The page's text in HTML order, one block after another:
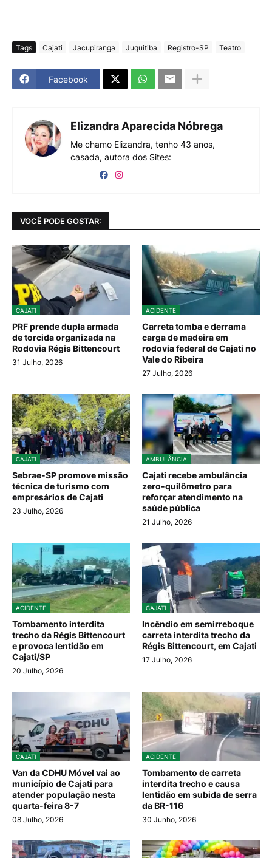
Tags Cajati Jacupiranga Juquitiba Registro-SP Teatro
Facebook
Elizandra Aparecida Nóbrega
Me chamo Elizandra, tenho 43 anos,
casada, autora dos Sites:
VOCÊ PODE GOSTAR:
CAJATI
PRF prende dupla armada
de torcida organizada na
Rodovia Régis Bittencourt
31 Julho, 2026
ACIDENTE
Carreta tomba e derrama
carga de madeira em
rodovia federal de Cajati no
Vale do Ribeira
27 Julho, 2026
CAJATI
Sebrae-SP promove missão
técnica de turismo com
empresários de Cajati
23 Julho, 2026
AMBULÂNCIA
Cajati recebe ambulância
zero-quilômetro para
reforçar atendimento na
saúde pública
21 Julho, 2026
ACIDENTE
Tombamento interdita
trecho da Régis Bittencourt
e provoca lentidão em
Cajati/SP
20 Julho, 2026
CAJATI
Incêndio em semirreboque
carreta interdita trecho da
Régis Bittencourt, em Cajati
17 Julho, 2026
CAJATI
Van da CDHU Móvel vai ao
município de Cajati para
atender população nesta
quarta-feira 8-7
08 Julho, 2026
ACIDENTE
Tombamento de carreta
interdita trecho e causa
lentidão em subida de serra
da BR-116
30 Junho, 2026